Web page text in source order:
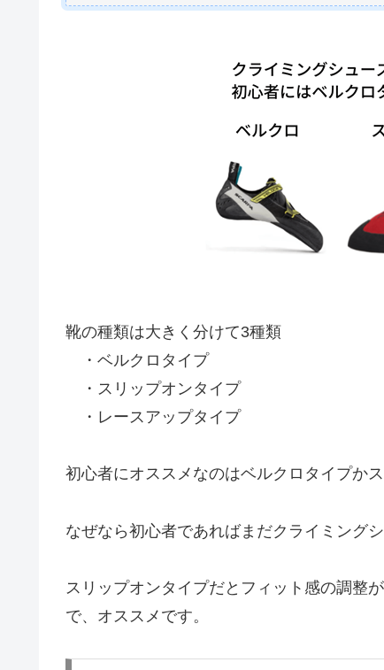
靴の種類は大きく分けて3種類
・ベルクロタイプ
・スリップオンタイプ
・レースアップタイプ
初心者にオススメなのはベルクロタイプか
なぜなら初心者であればまだクライミング
スリップオンタイプだとフィット感の調整
で、オススメです。